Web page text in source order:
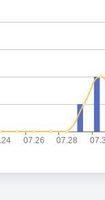
回应止步首轮：我一直波